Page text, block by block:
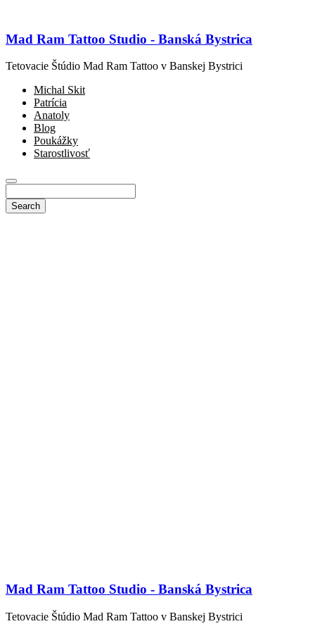
Mad Ram Tattoo Studio - Banská Bystrica
Tetovacie Štúdio Mad Ram Tattoo v Banskej Bystrici
Michal Skit
Patrícia
Anatoly
Blog
Poukážky
Starostlivosť
Mad Ram Tattoo Studio - Banská Bystrica
Tetovacie Štúdio Mad Ram Tattoo v Banskej Bystrici